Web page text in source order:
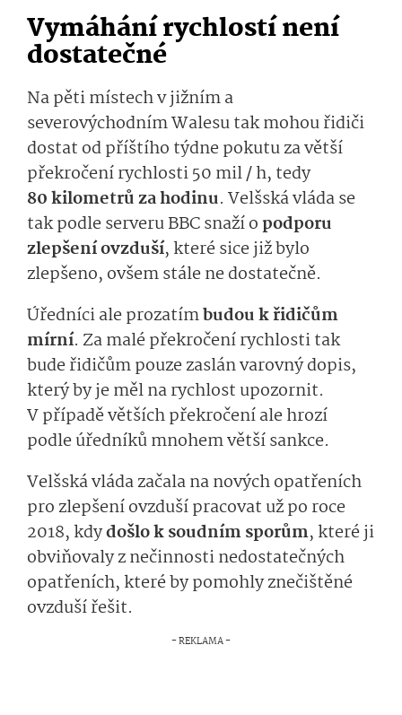
Vymáhání rychlostí není
dostatečné
Na pěti místech v jižním a
severovýchodním Walesu tak mohou řidiči
dostat od příštího týdne pokutu za větší
překročení rychlosti 50 mil / h, tedy
80 kilometrů za hodinu. Velšská vláda se
tak podle serveru BBC snaží opodporu
zlepšení ovzduší, které sice již bylo
zlepšeno, ovšem stále ne dostatečně.
Úředníci ale prozatímbudou k řidičům
mírní. Za malé překročení rychlosti tak
bude řidičům pouze zaslán varovný dopis,
který by je měl na rychlost upozornit.
V případě větších překročení ale hrozí
podle úředníků mnohem větší sankce.
Velšská vláda začala na nových opatřeních
pro zlepšení ovzduší pracovat už po roce
2018, kdydošlo k soudním sporům, které ji
obviňovaly z nečinnosti nedostatečných
opatřeních, které by pomohly znečištěné
ovzduší řešit.